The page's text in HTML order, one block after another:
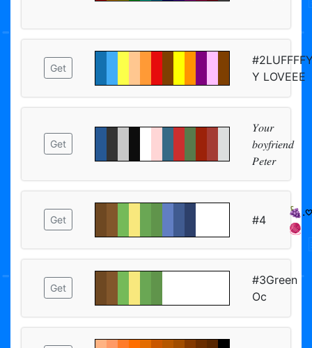
Get
Y LOVEEE
Get
𝑌𝑜𝑢𝑟
𝑏𝑜𝑦𝑓𝑟𝑖𝑒𝑛𝑑
𝑃𝑒𝑡𝑒𝑟
Get #4
🧶
Get
#3Green
Oc